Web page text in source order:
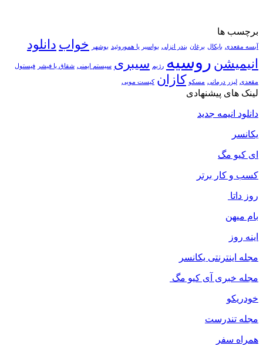
برچسب ها
آبسه مقعدی بایکال برغان بندر انزلی بواسیر یا هموروئید بوشهر خواب دانلود
انیمیشن روسیه رژیم سیبری سیستم ایمنی شقاق یا فیشر فیستول
مقعدی لیزر درمانی مسکو کازان کیست مویی
لینک های پیشنهادی
دانلود انیمه جدید
یکانسر
ای کیو مگ
کسب و کار برتر
روز داتا
بام میهن
اینه روز
مجله اینترنتی یکانسر
مجله خبری آی کیو مگ
خودریکو
مجله‌ تندرست
همراه سفر